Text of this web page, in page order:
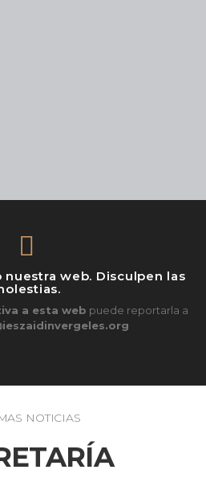
nuestra web. Disculpen las
a esta web puede reportarla a
NOTICIAS